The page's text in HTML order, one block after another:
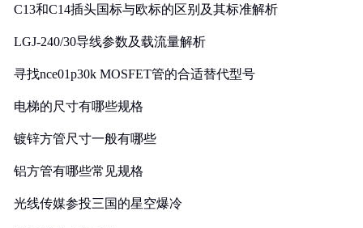
C13和C14插头国标与欧标的区别及其标准解析
LGJ-240/30导线参数及载流量解析
寻找nce01p30k MOSFET管的合适替代型号
电梯的尺寸有哪些规格
镀锌方管尺寸一般有哪些
铝方管有哪些常见规格
光线传媒参投三国的星空爆冷